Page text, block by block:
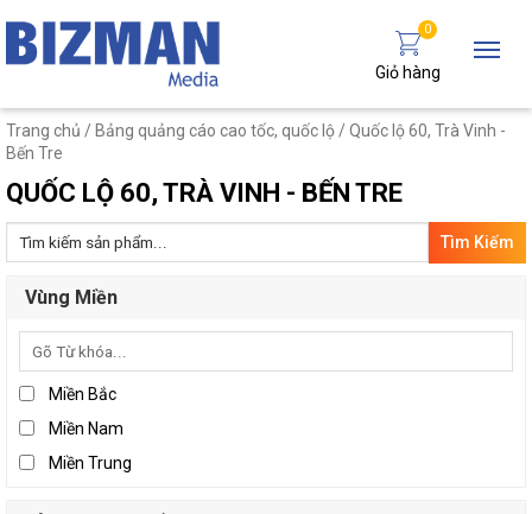
0
Giỏ hàng
Trang chủ / Bảng quảng cáo cao tốc, quốc lộ / Quốc lộ 60, Trà Vinh -
Bến Tre
QUỐC LỘ 60, TRÀ VINH - BẾN TRE
kiếm:
Vùng Miền
Miền Bắc
Miền Nam
Miền Trung